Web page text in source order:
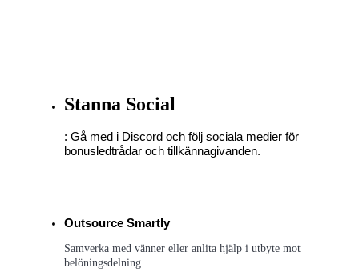
Share 500000 CASHCAT prize pool
Precious Metals Trading Carnival
Stanna Social
: Gå med i Discord och följ sociala medier för
bonusledtrådar och tillkännagivanden.
Outsource Smartly
Samverka med vänner eller anlita hjälp i utbyte mot
belöningsdelning.